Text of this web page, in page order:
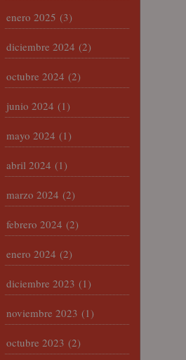
enero 2025 (3)
diciembre 2024 (2)
octubre 2024 (2)
junio 2024 (1)
mayo 2024 (1)
abril 2024 (1)
marzo 2024 (2)
febrero 2024 (2)
enero 2024 (2)
diciembre 2023 (1)
noviembre 2023 (1)
octubre 2023 (2)